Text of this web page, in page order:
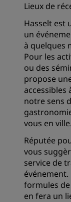
Lieux de
Hasselt est
un
à quelques
Pour les
ou des
propose
accessibles
notre sens
vous en ville.
Réputée
vous
service de
formules
en fera un